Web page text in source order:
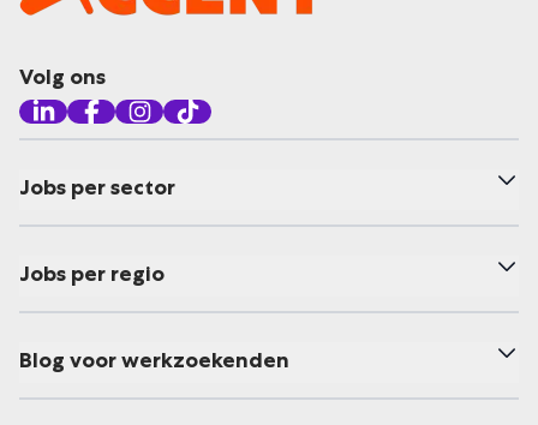
Volg ons
Jobs per sector
Jobs per regio
Blog voor werkzoekenden